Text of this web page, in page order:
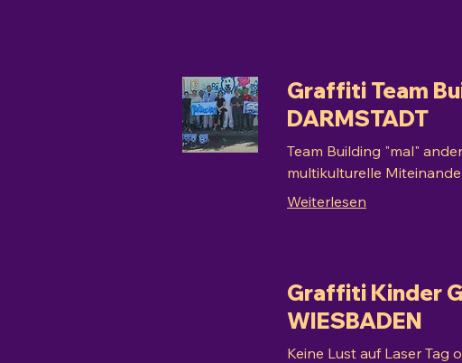
Graffiti Team
DARMSTADT
Team Building "mal"
multikulturelle
Weiterlesen
Graffiti Kinder
WIESBADEN
Keine Lust auf Laser Tag